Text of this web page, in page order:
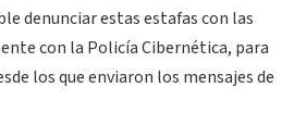
denunciar estas estafas con las
con la Policía Cibernética, para
los que enviaron los mensajes de